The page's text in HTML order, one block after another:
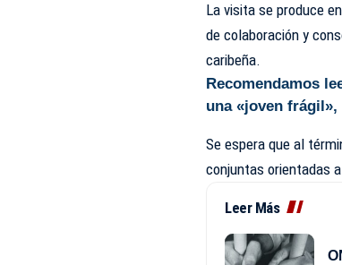
La visita se produce
de colaboración y
caribeña.
Recomendamos
una «joven
Se espera que al
conjuntas orientadas
Leer Más